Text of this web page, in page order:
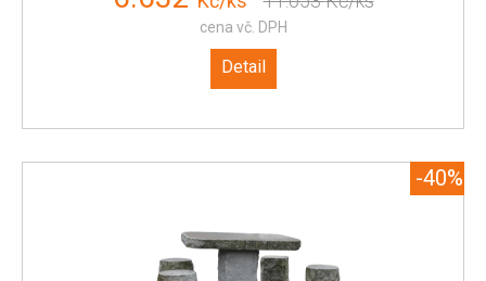
cena vč. DPH
Detail
-40%